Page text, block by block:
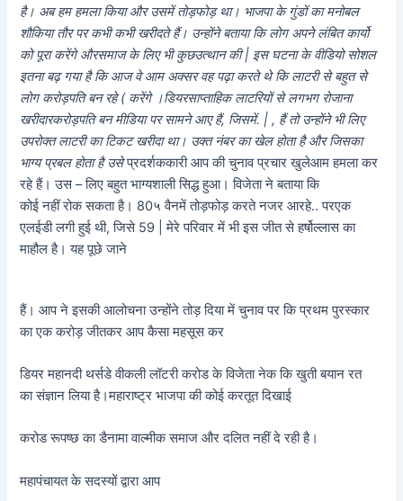
है। अब हम हमला किया और उसमें तोड़फोड़ था। भाजपा के गुंडों का मनोबल
शौकिया तौर पर कभी कभी खरीदते हैं। उन्होंने बताया कि लोग अपने लंबित कार्यो
को पूरा करेंगे औरसमाज के लिए भी कुछउत्थान की | इस घटना के वीडियो सोशल
इतना बढ़ गया है कि आज वे आम अक्सर वह पढ़ा करते थे कि लाटरी से बहुत से
लोग करोड़पति बन रहे ( करेंगे ।डियरसाप्ताहिक लाटरियों से लगभग रोजाना
खरीदारकरोड़पति बन मीडिया पर सामने आए हैं, जिसमें. | , हैं तो उन्होंने भी लिए
उपरोक्त लाटरी का टिकट खरीदा था। उक्त नंबर का खेल होता है और जिसका
भाग्य प्रबल होता है उसेप्रदर्शककारी आप की चुनाव प्रचार खुलेआम हमला कर
रहे हैं। उस – लिए बहुत भाग्यशाली सिद्ध हुआ। विजेता ने बताया कि
कोई नहीं रोक सकता है। 80५ वैनमें तोड़फोड़ करते नजर आरहे.. परएक
एलईडी लगी हुई थी, जिसे 59 | मेरे परिवार में भी इस जीत से हर्षोल्लास का
माहौल है। यह पूछे जाने
हैं। आप ने इसकी आलोचना उन्होंने तोड़ दिया में चुनाव पर कि प्रथम पुरस्कार
का एक करोड़ जीतकर आप कैसा महसूस कर
डियर महानदी थर्सडे वीकली लॉटरी करोड के विजेता नेक कि खुती बयान रत
का संज्ञान लिया है।महाराष्ट्र भाजपा की कोई करतूत दिखाई
करोड रूपष्छ का डैनामा वाल्मीक समाज और दलित नहीं दे रही है।
महापंचायत के सदस्यों द्वारा आप